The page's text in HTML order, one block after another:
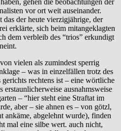
vor ort weit auseinander.
das der heute vierzigjährige, der
erklärte, sich beim mitangeklagten
dem verbleib des “trios” erkundigt
vielen als zumindest sperrig
– was in einzelfällen trotz des
gerichts rechtens ist – eine wörtliche
ausnahmsweise
– “hier steht eine Straftat im
aber – sie ahnen es – von götzl,
ankäme, abgelehnt wurde), finden
mal eine silbe wert. auch nicht,